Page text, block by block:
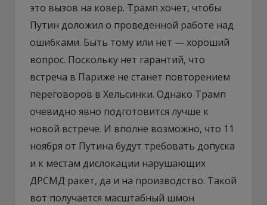
это вызов на ковер. Трамп хочет, чтобы
Путин доложил о проведенной работе над
ошибками. Быть тому или нет — хороший
вопрос. Поскольку нет гарантий, что
встреча в Париже не станет повторением
переговоров в Хельсинки. Однако Трамп
очевидно явно подготовится лучше к
новой встрече. И вполне возможно, что 11
ноября от Путина будут требовать допуска
и к местам дислокации нарушающих
ДРСМД ракет, да и на производство. Такой
вот получается масштабный шмон